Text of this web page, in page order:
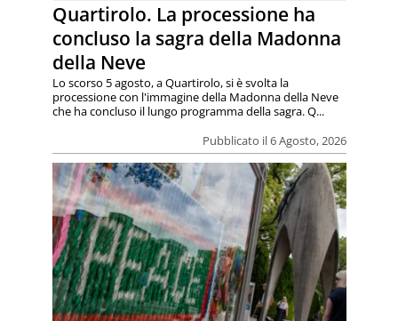
Quartirolo. La processione ha
concluso la sagra della Madonna
della Neve
Pubblicato il 6 Agosto, 2026
Lo scorso 5 agosto, a Quartirolo, si è svolta la
processione con l'immagine della Madonna della Neve
che ha concluso il lungo programma della sagra. Q...